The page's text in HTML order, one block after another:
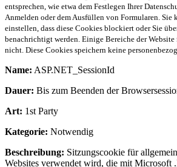
entsprechen, wie etwa dem Festlegen Ihrer
Anmelden oder dem Ausfüllen von Formularen. Sie
einstellen, dass diese Cookies blockiert oder Sie
benachrichtigt werden. Einige Bereiche der
nicht. Diese Cookies speichern keine
Name: ASP.NET_SessionId
Dauer: Bis zum Beenden der
Art: 1st Party
Kategorie: Notwendig
Beschreibung: Sitzungscookie für
Websites verwendet wird, die mit Microsoft